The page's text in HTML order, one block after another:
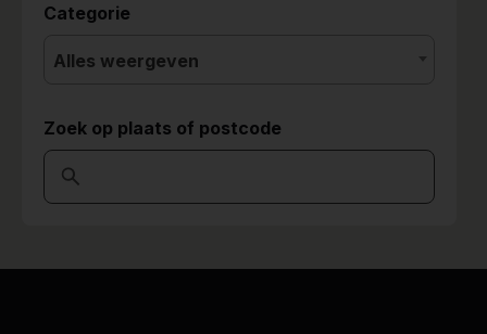
Categorie
Alles weergeven
Zoek op plaats of postcode